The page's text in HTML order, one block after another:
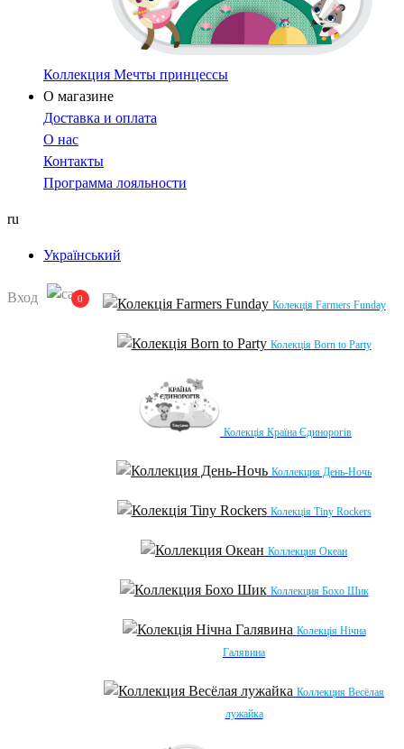
Коллекция Мечты принцессы
О магазине
Доставка и оплата
О нас
Контакты
Программа лояльности
ru
Український
Вход 0 Колекція Farmers Funday
Колекція Born to Party
Колекція Країна Єдинорогів
Коллекция День-Ночь
Колекція Tiny Rockers
Коллекция Океан
Коллекция Бохо Шик
Колекція Нічна
Галявина
Коллекция Весёлая
лужайка